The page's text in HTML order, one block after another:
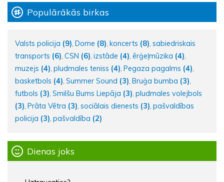
Populārākās birkas
Valsts policija (9), Dome (8), koncerts (8), sabiedriskais
transports (6), CSN (6), izstāde (4), ērģeļmūzika (4),
muzejs (4), pludmales teniss (4), Pegaza pagalms (4),
basketbols (4), Summer Sound (3), Bruģa bumba (3),
futbols (3), Smilšu Bums Liepāja (3), pludmales volejbols
(3), Prāta Vētra (3), sociālais dienests (3), pašvaldības
policija (3), pašvaldība (2)
Dienas joks